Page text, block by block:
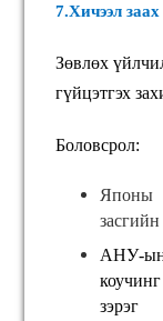
7.Хичээл
Зөвлөх
гүйцэтгэх
Боловсрол:
Японы
АНУ-
зэрэг